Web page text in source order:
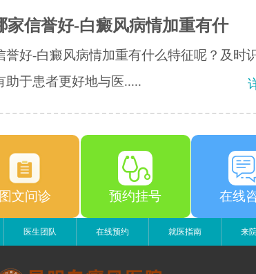
家信誉好-白癜风病情加重有什
誉好-白癜风病情加重有什么特征呢？及时
助于患者更好地与医.....
图文问诊 预约挂号 在线
医生团队 在线预约 就医指南 来